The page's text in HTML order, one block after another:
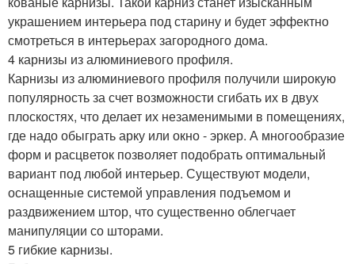
украшением интерьера под старину и будет эффектно
смотреться в интерьерах загородного дома.
4 карнизы из алюминиевого профиля.
Карнизы из алюминиевого профиля получили широкую
популярность за счет возможности сгибать их в двух
плоскостях, что делает их незаменимыми в помещениях,
где надо обыграть арку или окно - эркер. А многообразие
форм и расцветок позволяет подобрать оптимальный
вариант под любой интерьер. Существуют модели,
оснащенные системой управления подъемом и
раздвижением штор, что существенно облегчает
манипуляции со шторами.
5 гибкие карнизы.